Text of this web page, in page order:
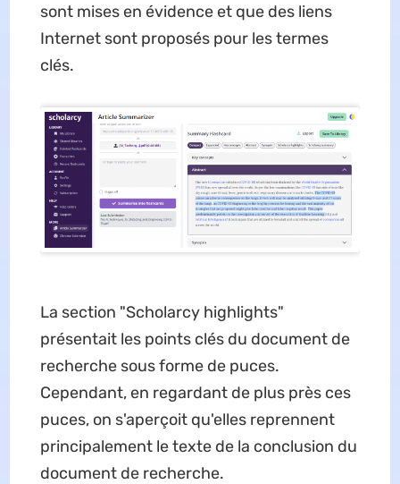
sont mises en évidence et que des liens
Internet sont proposés pour les termes
clés.
La section "Scholarcy highlights"
présentait les points clés du document de
recherche sous forme de puces.
Cependant, en regardant de plus près ces
puces, on s'aperçoit qu'elles reprennent
principalement le texte de la conclusion du
document de recherche.